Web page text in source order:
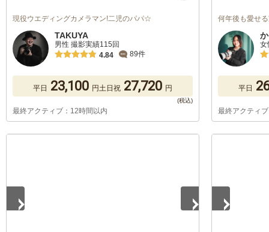
現役ウエディングカメラマン!二児のパパ☆
TAKUYA
男性 撮影実績115回
4.84
89件
平日 23,100 円土日祝 27,720 円
最終アクティブ：12時間以内
何年後も愛せ
女
平日
最終アクティ